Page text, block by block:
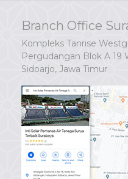
Branch Office
Kompleks Tanrise
Pergudangan Blok A 19
Sidoarjo, Jawa Timur